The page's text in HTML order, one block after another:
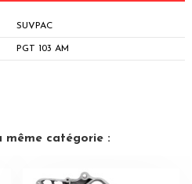
SUVPAC
PGT 103 AM
même catégorie :